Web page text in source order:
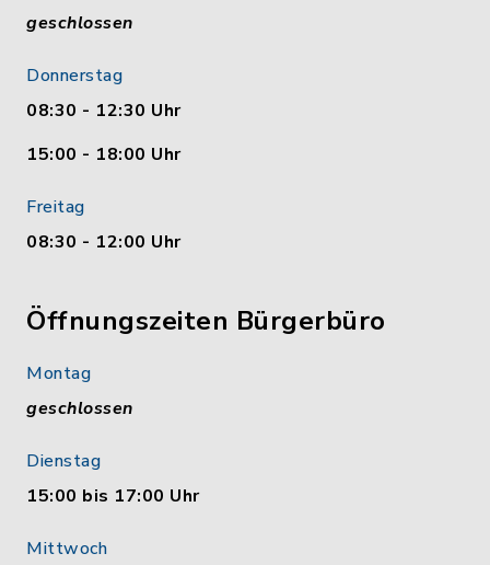
geschlossen
Donnerstag
08:30 - 12:30 Uhr
15:00 - 18:00 Uhr
Freitag
08:30 - 12:00 Uhr
Öffnungszeiten Bürgerbüro
Montag
geschlossen
Dienstag
15:00 bis 17:00 Uhr
Mittwoch